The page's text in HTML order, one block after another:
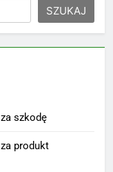
SZUKAJ
szkodę
produkt